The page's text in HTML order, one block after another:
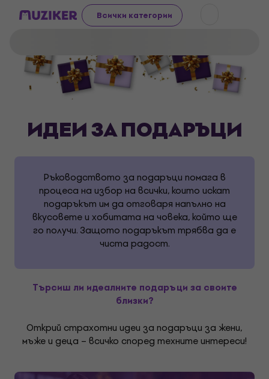
Всички категории
ИДЕИ ЗА ПОДАРЪЦИ
Ръководството за подаръци помага в
процеса на избор на всички, които искат
подаръкът им да отговаря напълно на
вкусовете и хобитата на човека, който ще
го получи. Защото подаръкът трябва да е
чиста радост.
Търсиш ли идеалните подаръци за своите
близки?
Открий страхотни идеи за подаръци за жени,
мъже и деца – всичко според техните интереси!